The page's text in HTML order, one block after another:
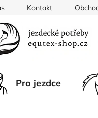
Kontakt
Pro jezdce